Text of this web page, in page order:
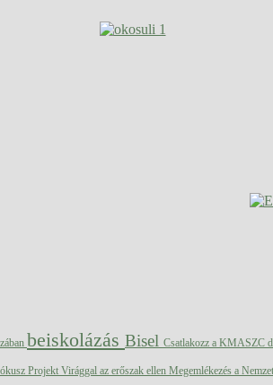
beiskolázás Bisel Csatlakozz a KMASZC
Projekt Virággal az erőszak ellen Megemlékezés a